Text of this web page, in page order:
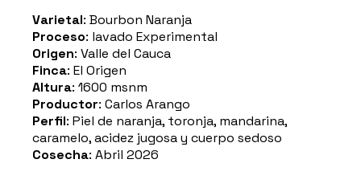
Varietal: Bourbon Naranja
Proceso: lavado Experimental
Origen: Valle del Cauca
Finca: El Origen
Altura: 1600 msnm
Productor: Carlos Arango
Perfil: Piel de naranja, toronja, mandarina,
caramelo, acidez jugosa y cuerpo sedoso
Cosecha: Abril 2026